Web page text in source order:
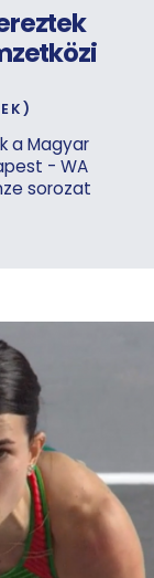
a Magyar
- WA
sorozat